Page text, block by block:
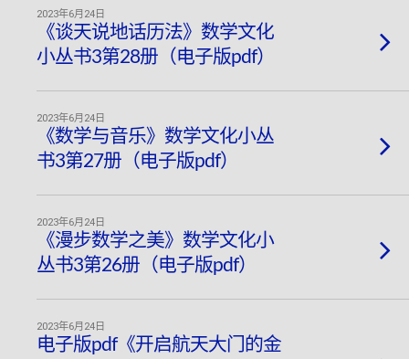
2023年6月24日
《谈天说地话历法》数学文化
小丛书3第28册（电子版pdf）
2023年6月24日
《数学与音乐》数学文化小丛
书3第27册（电子版pdf）
2023年6月24日
《漫步数学之美》数学文化小
丛书3第26册（电子版pdf）
2023年6月24日
电子版pdf《开启航天大门的金